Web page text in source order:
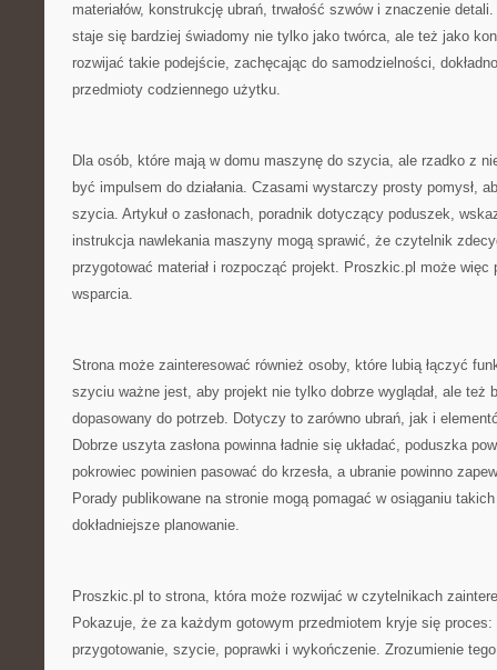
materiałów, konstrukcję ubrań, trwałość szwów i znaczenie
staje się bardziej świadomy nie tylko jako twórca, ale też jako
rozwijać takie podejście, zachęcając do samodzielności,
przedmioty codziennego użytku.
Dla osób, które mają w domu maszynę do szycia, ale rzadko z
być impulsem do działania. Czasami wystarczy prosty pomysł,
szycia. Artykuł o zasłonach, poradnik dotyczący poduszek,
instrukcja nawlekania maszyny mogą sprawić, że czytelnik
przygotować materiał i rozpocząć projekt. Proszkic.pl może więc
wsparcia.
Strona może zainteresować również osoby, które lubią łączyć
szyciu ważne jest, aby projekt nie tylko dobrze wyglądał, ale też
dopasowany do potrzeb. Dotyczy to zarówno ubrań, jak i
Dobrze uszyta zasłona powinna ładnie się układać, poduszka
pokrowiec powinien pasować do krzesła, a ubranie powinno
Porady publikowane na stronie mogą pomagać w osiąganiu
dokładniejsze planowanie.
Proszkic.pl to strona, która może rozwijać w czytelnikach
Pokazuje, że za każdym gotowym przedmiotem kryje się proces:
przygotowanie, szycie, poprawki i wykończenie. Zrozumienie